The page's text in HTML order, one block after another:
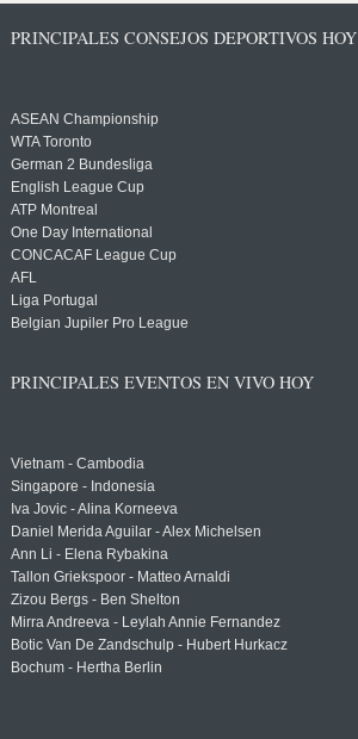
PRINCIPALES CONSEJOS DEPORTIVOS HOY
ASEAN Championship
WTA Toronto
German 2 Bundesliga
English League Cup
ATP Montreal
One Day International
CONCACAF League Cup
AFL
Liga Portugal
Belgian Jupiler Pro League
PRINCIPALES EVENTOS EN VIVO HOY
Vietnam - Cambodia
Singapore - Indonesia
Iva Jovic - Alina Korneeva
Daniel Merida Aguilar - Alex Michelsen
Ann Li - Elena Rybakina
Tallon Griekspoor - Matteo Arnaldi
Zizou Bergs - Ben Shelton
Mirra Andreeva - Leylah Annie Fernandez
Botic Van De Zandschulp - Hubert Hurkacz
Bochum - Hertha Berlin